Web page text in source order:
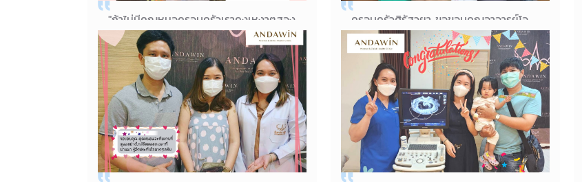
"ถ้าไม่มีคุณหมอครอบครัวเราคงเหงาๆสอง
คน ตายายในยามแก่เฒ่า ถึงจะมีลูกยาก
แต่ก็มีจนได้..เพราะคุณหมอโอ ดูแลอย่างดี
มาโดยตลอด ขอบคุณนะคะ"
02/11/2023
คุณแฟรี่
ครอบครัว​ศิรัส​วยา​ ขอขอบคุณ​อาจารย์​โอ​
อีกครั้งค่ะ​ คุ้มค่ากับการรอคอยมา13ปี❤️
อาจารย์​เก่งใจดี​ ดูแลดีมากๆค่ะ​
04/08/2023
คุณแม่น้องเชอรีล